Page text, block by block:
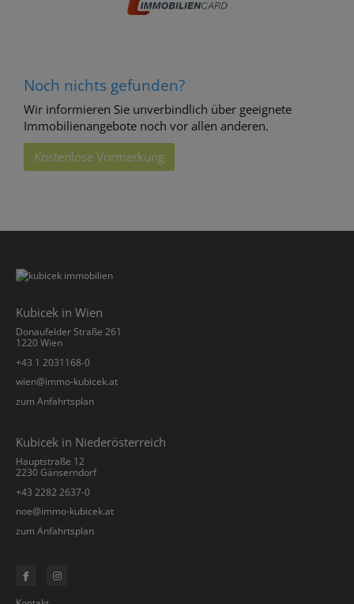
Noch nichts gefunden?
Wir informieren Sie unverbindlich über geeignete
Immobilienangebote noch vor allen anderen.
Kostenlose Vormerkung
Kubicek in Wien
Donaufelder Straße 261
1220 Wien
+43 1 2031168-0
­wien@immo-kubicek.at
zum Anfahrtsplan
Kubicek in Niederösterreich
Hauptstraße 12
2230 Gänserndorf
+43 2282 2637-0
­noe@immo-kubicek.at
zum Anfahrtsplan